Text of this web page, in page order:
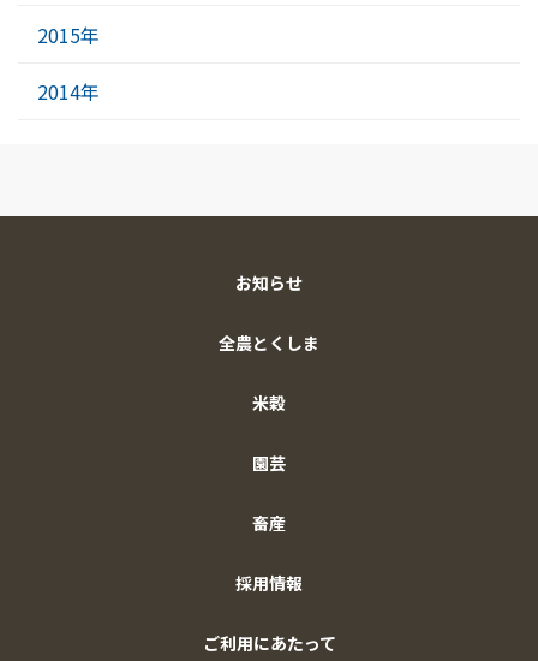
2015年
2014年
お知らせ
全農とくしま
米穀
園芸
畜産
採用情報
ご利用にあたって